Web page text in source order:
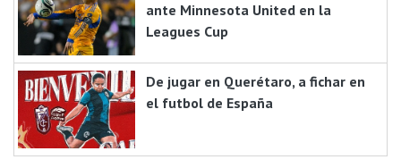
ante Minnesota United en la
Leagues Cup
De jugar en Querétaro, a fichar en
el futbol de España